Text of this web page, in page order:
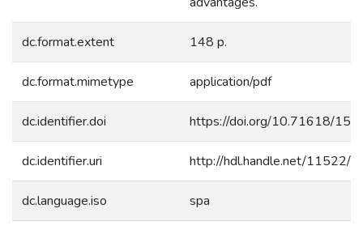
dc.format.extent 148 p.
dc.format.mimetype application/pdf
dc.identifier.doi https://doi.org/10.71618/
dc.identifier.uri http://hdl.handle.net/11522/
dc.language.iso spa